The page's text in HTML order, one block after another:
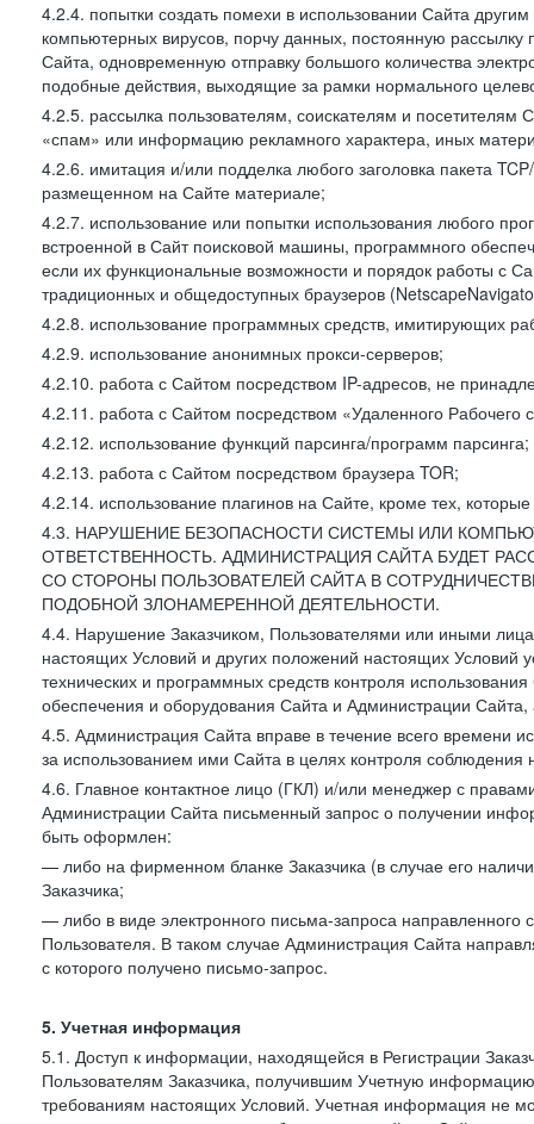
4.2.4. попытки создать помехи в использовании Сайта
компьютерных вирусов, порчу данных, постоянную
Сайта, одновременную отправку большого количества
подобные действия, выходящие за рамки нормального
4.2.5. рассылка пользователям, соискателям и
«спам» или информацию рекламного характера, иных
4.2.6. имитация и/или подделка любого заголовка пакета
размещенном на Сайте материале;
4.2.7. использование или попытки использования любого
встроенной в Сайт поисковой машины, программного
если их функциональные возможности и порядок работы с
традиционных и общедоступных браузеров
4.2.8. использование программных средств, имитирующих
4.2.9. использование анонимных прокси-серверов;
4.2.10. работа с Сайтом посредством IP-адресов, не
4.2.11. работа с Сайтом посредством «Удаленного Рабочего
4.2.12. использование функций парсинга/программ парсинга;
4.2.13. работа с Сайтом посредством браузера TOR;
4.2.14. использование плагинов на Сайте, кроме тех,
4.3. НАРУШЕНИЕ БЕЗОПАСНОСТИ СИСТЕМЫ ИЛИ
ОТВЕТСТВЕННОСТЬ. АДМИНИСТРАЦИЯ САЙТА БУДЕТ
СО СТОРОНЫ ПОЛЬЗОВАТЕЛЕЙ САЙТА В
ПОДОБНОЙ ЗЛОНАМЕРЕННОЙ ДЕЯТЕЛЬНОСТИ.
4.4. Нарушение Заказчиком, Пользователями или иными
настоящих Условий и других положений настоящих Условий
технических и программных средств контроля
обеспечения и оборудования Сайта и Администрации
4.5. Администрация Сайта вправе в течение всего времени
за использованием ими Сайта в целях контроля
4.6. Главное контактное лицо (ГКЛ) и/или менеджер с
Администрации Сайта письменный запрос о получении
быть оформлен:
— либо на фирменном бланке Заказчика (в случае его
Заказчика;
— либо в виде электронного письма-запроса направленного
Пользователя. В таком случае Администрация Сайта
с которого получено письмо-запрос.
5. Учетная информация
5.1. Доступ к информации, находящейся в Регистрации
Пользователям Заказчика, получившим Учетную
требованиям настоящих Условий. Учетная информация не